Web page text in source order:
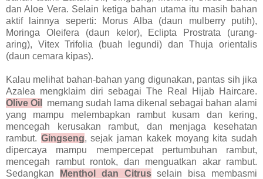
dan Aloe Vera. Selain ketiga bahan utama itu masih bahan
aktif lainnya seperti: Morus Alba (daun mulberry putih),
Moringa Oleifera (daun kelor), Eclipta Prostrata (urang-
aring), Vitex Trifolia (buah legundi) dan Thuja orientalis
(daun cemara kipas).
Kalau melihat bahan-bahan yang digunakan, pantas sih jika
Azalea mengklaim diri sebagai The Real Hijab Haircare.
Olive Oil
memang sudah lama dikenal sebagai bahan alami
yang mampu melembapkan rambut kusam dan kering,
mencegah kerusakan rambut, dan menjaga kesehatan
rambut. Gingseng, sejak jaman kakek moyang kita sudah
dipercaya mampu mempercepat pertumbuhan rambut,
mencegah rambut rontok, dan menguatkan akar rambut.
Sedangkan
Menthol dan Citrusselain bisa membasmi